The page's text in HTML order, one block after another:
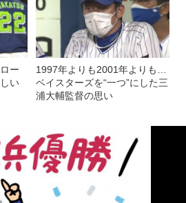
ー
い
1997年よりも2001年よりも…
ベイスターズを“一つ”にした三
浦大輔監督の思い